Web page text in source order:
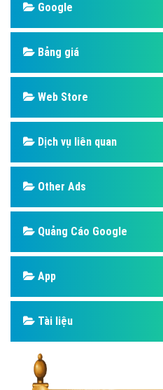
Google
Bảng giá
Web Store
Dịch vụ liên quan
Other Ads
Quảng Cáo Google
App
Tài liệu